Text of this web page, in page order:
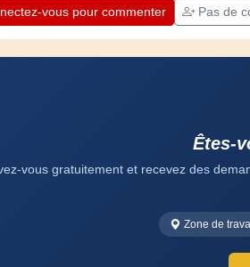
vous pour commenter Pas de
Êtes-
vous gratuitement et recevez des
Zone de